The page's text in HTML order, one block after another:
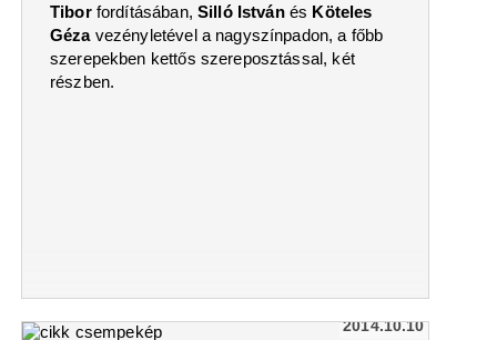
Tiborfordításában, Silló Istvánés Köteles
Gézavezényletével a nagyszínpadon, a főbb
szerepekben kettős szereposztással, két
részben.
2014.10.10